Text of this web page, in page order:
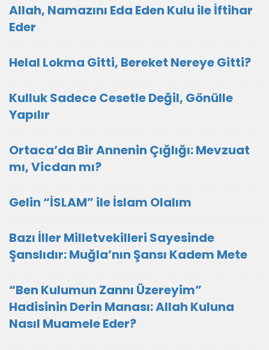
Allah, Namazını Eda Eden Kulu ile İftihar
Eder
Helal Lokma Gitti, Bereket Nereye Gitti?
Kulluk Sadece Cesetle Değil, Gönülle
Yapılır
Ortaca’da Bir Annenin Çığlığı: Mevzuat
mı, Vicdan mı?
Gelin “İSLAM” ile İslam Olalım
Bazı İller Milletvekilleri Sayesinde
Şanslıdır: Muğla’nın Şansı Kadem Mete
“Ben Kulumun Zannı Üzereyim”
Hadisinin Derin Manası: Allah Kuluna
Nasıl Muamele Eder?